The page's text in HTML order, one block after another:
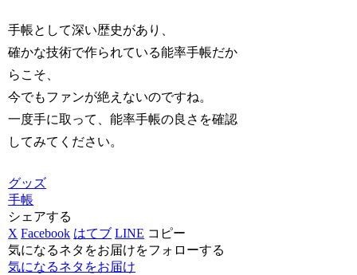
手帳として深い歴史があり、
確かな技術で作られている能率手帳だか
らこそ、
今でもファンが絶えないのですね。
一度手に取って、能率手帳の良さを確認
してみてください。
グッズ
手帳
シェアする
X Facebook はてブ LINE コピー
気になるネタをお届けをフォローする
気になるネタをお届け